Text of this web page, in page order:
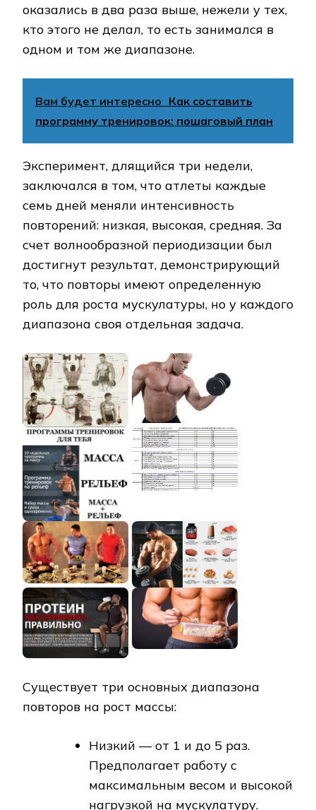
оказались в два раза выше, нежели у тех,
кто этого не делал, то есть занимался в
одном и том же диапазоне.
Вам будет интересно Как составить
программу тренировок: пошаговый план
Эксперимент, длящийся три недели,
заключался в том, что атлеты каждые
семь дней меняли интенсивность
повторений: низкая, высокая, средняя. За
счет волнообразной периодизации был
достигнут результат, демонстрирующий
то, что повторы имеют определенную
роль для роста мускулатуры, но у каждого
диапазона своя отдельная задача.
Существует три основных диапазона
повторов на рост массы:
Низкий — от 1 и до 5 раз.
Предполагает работу с
максимальным весом и высокой
нагрузкой на мускулатуру.